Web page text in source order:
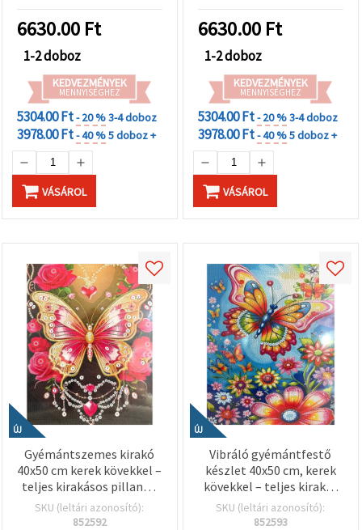
6630.00 Ft
1-2 doboz
KEDVEZMÉNYEK
MENNYISÉGHEZ
5304.00 Ft- 20 %3-4 doboz
3978.00 Ft- 40 %5 doboz +
VÁSÁROL
elegáns kerettel BYX4532
6630.00 Ft
1-2 doboz
KEDVEZMÉNYEK
MENNYISÉGHEZ
5304.00 Ft- 20 %3-4 doboz
3978.00 Ft- 40 %5 doboz +
VÁSÁROL
ÚJ
Gyémántszemes kirakó
40x50 cm kerek kövekkel –
teljes kirakásos pillangó
szív mintával, elegáns
kerettel BYX4536
SKU (leltári azonosító):
852592
ÚJ
Vibráló gyémántfestő
készlet 40x50 cm, kerek
kövekkel – teljes kirakás
(Full Drill) „Színes
ébredés” minta elegáns
SKU (leltári azonosító):
852593